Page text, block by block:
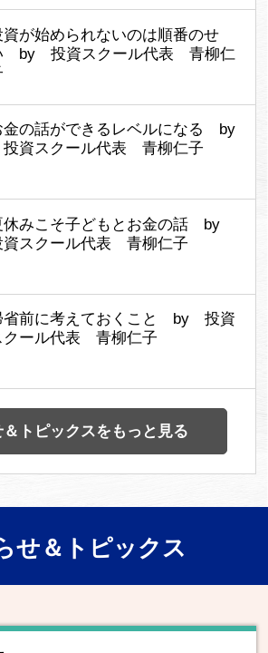
資が始められないのは順番のせ
by 投資スクール代表 青柳仁
金の話ができるレベルになる by
資スクール代表 青柳仁子
休みこそ子どもとお金の話 by
資スクール代表 青柳仁子
省前に考えておくこと by 投資
クール代表 青柳仁子
＆トピックスをもっと見る
せ＆トピックス